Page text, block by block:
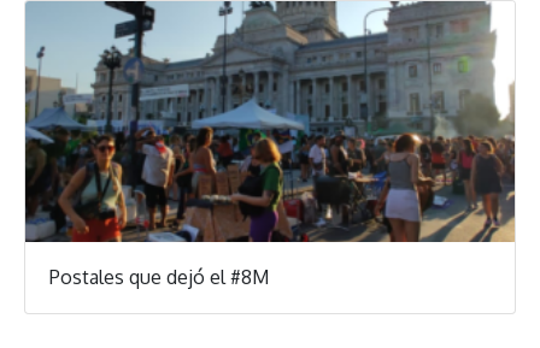
Postales que dejó el #8M